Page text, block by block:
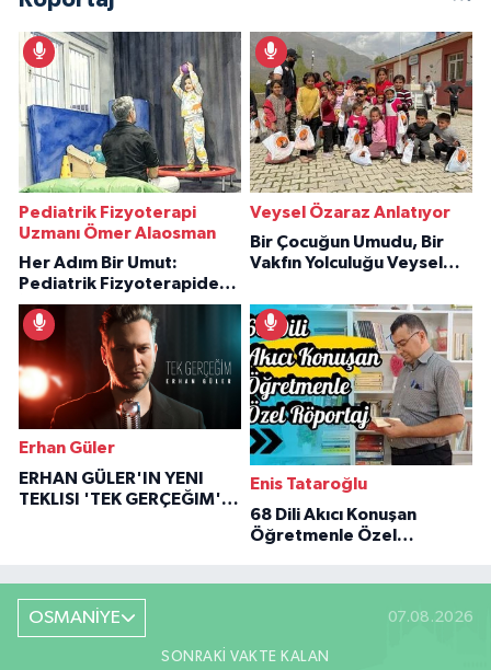
Pediatrik Fizyoterapi
Uzmanı Ömer Alaosman
Her Adım Bir Umut:
Pediatrik Fizyoterapiden
İlham Veren Hikâyeler
Veysel Özaraz Anlatıyor
Bir Çocuğun Umudu, Bir
Vakfın Yolculuğu Veysel
Erhan Güler
ERHAN GÜLER'IN YENI
TEKLISI 'TEK GERÇEĞIM'LE
Enis Tataroğlu
68 Dili Akıcı Konuşan
Öğretmenle Özel
OSMANİYE 07.08.2026
SONRAKI VAKTE KALAN